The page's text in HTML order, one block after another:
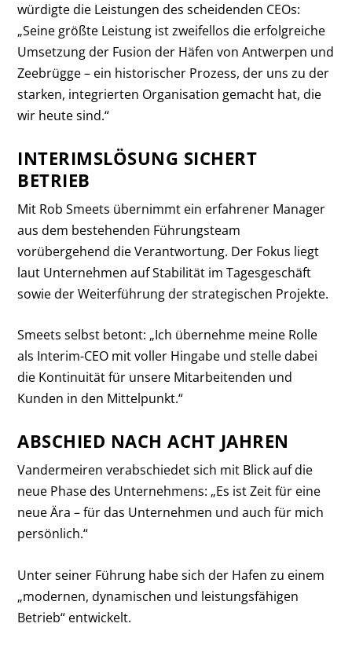
würdigte die Leistungen des scheidenden CEOs:
„Seine größte Leistung ist zweifellos die erfolgreiche
Umsetzung der Fusion der Häfen von Antwerpen und
Zeebrügge – ein historischer Prozess, der uns zu der
starken, integrierten Organisation gemacht hat, die
wir heute sind.“
INTERIMSLÖSUNG SICHERT
BETRIEB
Mit Rob Smeets übernimmt ein erfahrener Manager
aus dem bestehenden Führungsteam
vorübergehend die Verantwortung. Der Fokus liegt
laut Unternehmen auf Stabilität im Tagesgeschäft
sowie der Weiterführung der strategischen Projekte.
Smeets selbst betont: „Ich übernehme meine Rolle
als Interim-CEO mit voller Hingabe und stelle dabei
die Kontinuität für unsere Mitarbeitenden und
Kunden in den Mittelpunkt.“
ABSCHIED NACH ACHT JAHREN
Vandermeiren verabschiedet sich mit Blick auf die
neue Phase des Unternehmens: „Es ist Zeit für eine
neue Ära – für das Unternehmen und auch für mich
persönlich.“
Unter seiner Führung habe sich der Hafen zu einem
„modernen, dynamischen und leistungsfähigen
Betrieb“ entwickelt.